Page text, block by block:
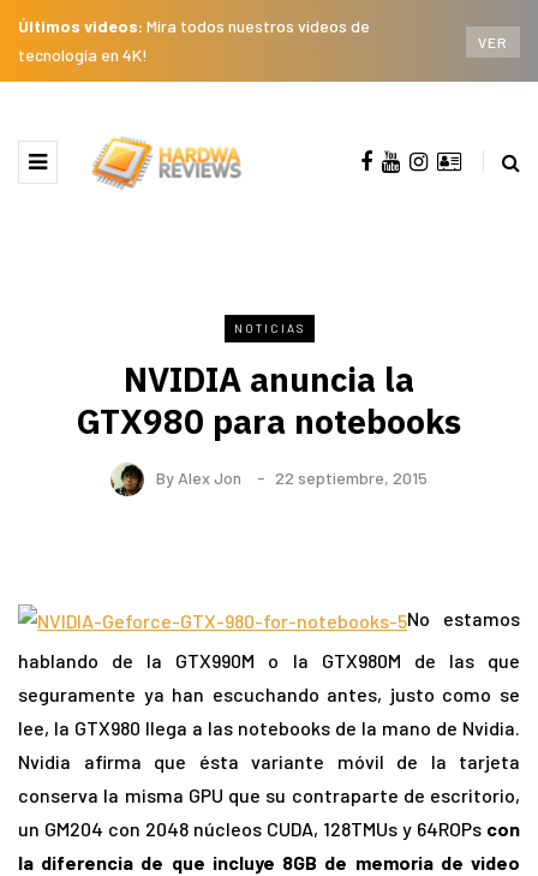
Últimos videos: Mira todos nuestros videos de
tecnología en 4K!
VER
NOTICIAS
NVIDIA anuncia la
GTX980 para notebooks
By Alex Jon 22 septiembre, 2015
No estamos
hablando de la GTX990M o la GTX980M de las que
seguramente ya han escuchando antes, justo como se
lee, la GTX980 llega a las notebooks de la mano de Nvidia.
Nvidia afirma que ésta variante móvil de la tarjeta
conserva la misma GPU que su contraparte de escritorio,
un GM204 con 2048 núcleos CUDA, 128TMUs y 64ROPs con
la diferencia de que incluye 8GB de memoria de video